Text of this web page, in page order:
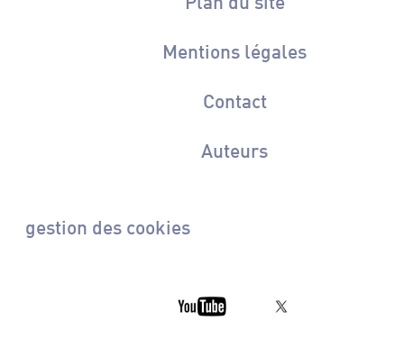
Mentions légales
Contact
Auteurs
gestion des cookies